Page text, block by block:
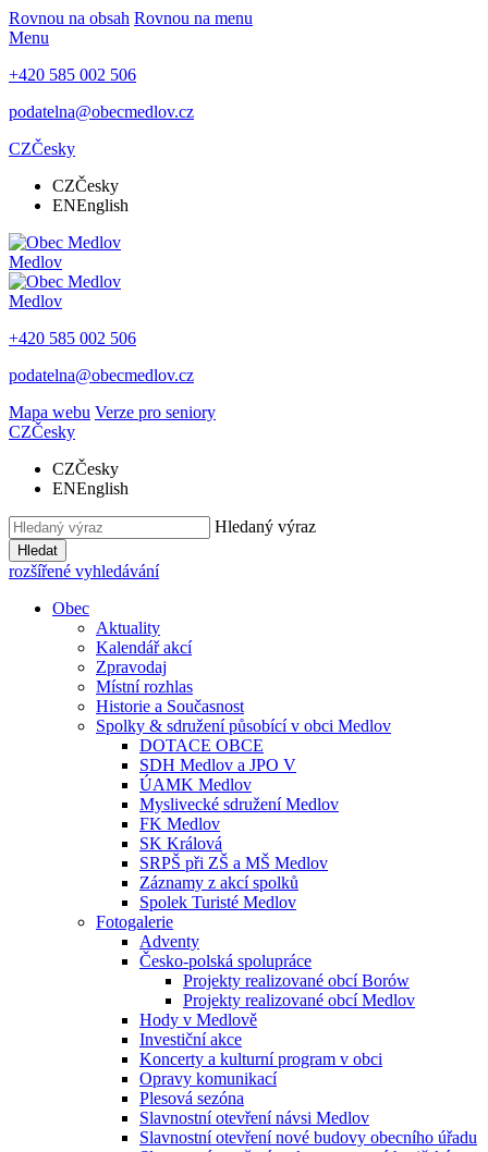
Rovnou na obsah Rovnou na menu
Menu
+420 585 002 506
podatelna@obecmedlov.cz
CZČesky
CZČesky
ENEnglish
Medlov
Medlov
+420 585 002 506
podatelna@obecmedlov.cz
Mapa webu Verze pro seniory
CZČesky
CZČesky
ENEnglish
Hledaný výraz
Hledat
rozšířené vyhledávání
Obec
Aktuality
Kalendář akcí
Zpravodaj
Místní rozhlas
Historie a Současnost
Spolky & sdružení působící v obci Medlov
DOTACE OBCE
SDH Medlov a JPO V
ÚAMK Medlov
Myslivecké sdružení Medlov
FK Medlov
SK Králová
SRPŠ při ZŠ a MŠ Medlov
Záznamy z akcí spolků
Spolek Turisté Medlov
Fotogalerie
Adventy
Česko-polská spolupráce
Projekty realizované obcí Borów
Projekty realizované obcí Medlov
Hody v Medlově
Investiční akce
Koncerty a kulturní program v obci
Opravy komunikací
Plesová sezóna
Slavnostní otevření návsi Medlov
Slavnostní otevření nové budovy obecního úřadu